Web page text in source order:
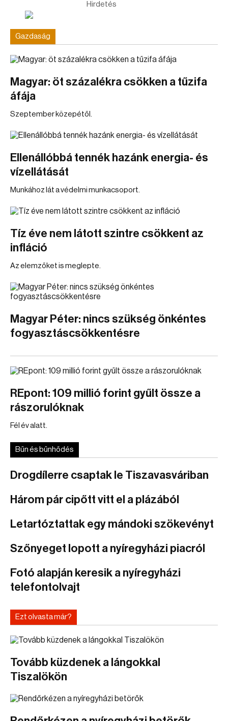
Hirdetés
Gazdaság
Magyar: öt százalékra csökken a tűzifa
áfája
Szeptember közepétől.
Ellenállóbbá tennék hazánk energia- és
vízellátását
Munkához lát a védelmi munkacsoport.
Tíz éve nem látott szintre csökkent az
infláció
Az elemzőket is meglepte.
Magyar Péter: nincs szükség önkéntes
fogyasztáscsökkentésre
REpont: 109 millió forint gyűlt össze a
rászorulóknak
Fél év alatt.
Bűn és bűnhődés
Drogdílerre csaptak le Tiszavasváriban
Három pár cipőtt vitt el a plázából
Letartóztattak egy mándoki szökevényt
Szőnyeget lopott a nyíregyházi piacról
Fotó alapján keresik a nyíregyházi
telefontolvajt
Ezt olvasta már?
Tovább küzdenek a lángokkal
Tiszalökön